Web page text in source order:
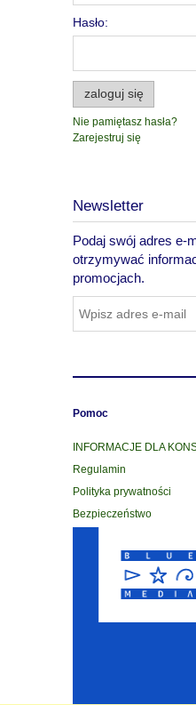
Hasło:
zaloguj się
Nie pamiętasz hasła?
Zarejestruj się
Newsletter
Podaj swój adres e-
otrzymywać
promocjach.
Pomoc
INFORMACJE DLA
Regulamin
Polityka prywatności
Bezpieczeństwo